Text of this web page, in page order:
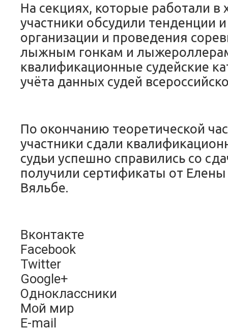
На секциях, которые работали в
участники обсудили тенденции
организации и проведения
лыжным гонкам и
квалификационные судейские
учёта данных судей
По окончанию теоретической
участники сдали
судьи успешно справились со
получили сертификаты от
Вяльбе.
Вконтакте
Facebook
Twitter
Google+
Одноклассники
Мой мир
E-mail